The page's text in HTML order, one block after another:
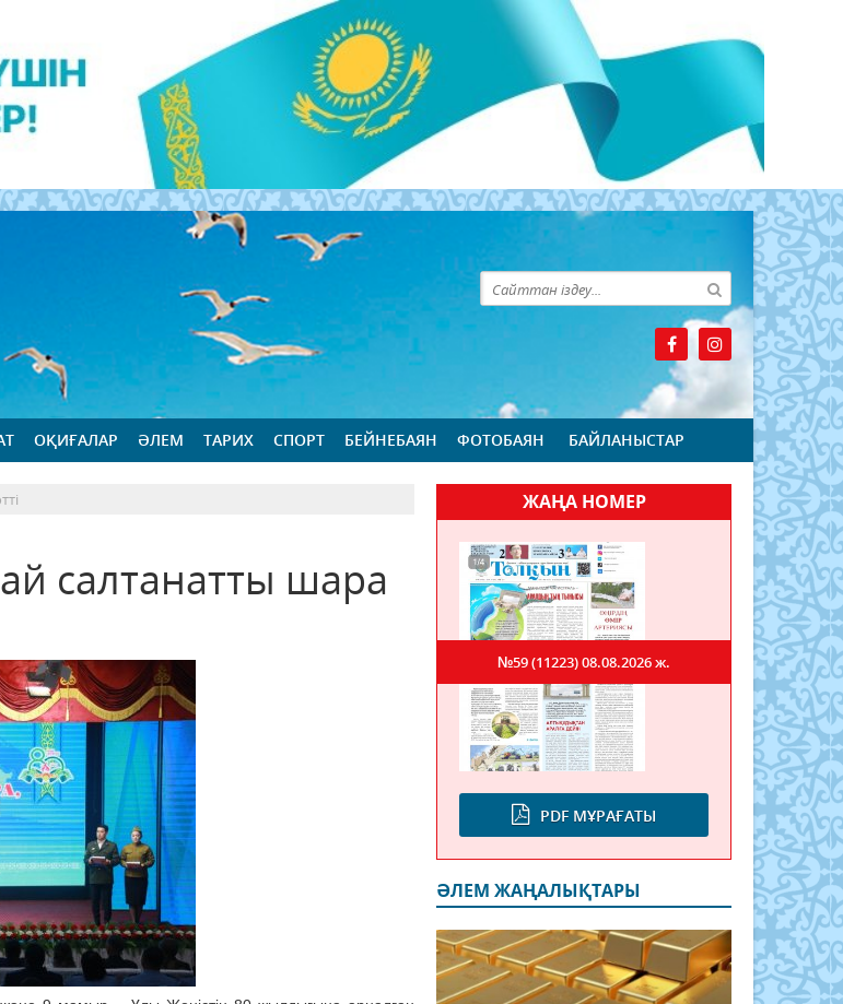
ОҚИҒАЛАР ӘЛЕМ ТАРИХ СПОРТ БЕЙНЕБАЯН ФОТОБАЯН БАЙЛАНЫСТАР
салтанатты шара
ЖАҢА НОМЕР
PDF МҰРАҒАТЫ
№59 (11223)08.08.2026 ж.
ӘЛЕМ ЖАҢАЛЫҚТАРЫ